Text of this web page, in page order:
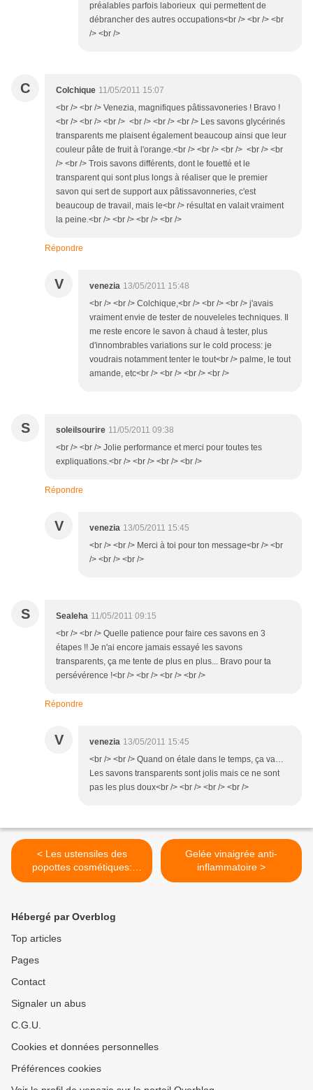
préalables parfois laborieux qui permettent de
débrancher des autres occupations<br /> <br /> <br
/> <br />
C Colchique 11/05/2011 15:07
<br /> <br /> Venezia, magnifiques pâtissavoneries ! Bravo !
<br /> <br /> <br /> <br /> <br /> <br /> Les savons glycérinés
transparents me plaisent également beaucoup ainsi que leur
couleur pâte de fruit à l'orange.<br /> <br /> <br /> <br /> <br
/> <br /> Trois savons différents, dont le fouetté et le
transparent qui sont plus longs à réaliser que le premier
savon qui sert de support aux pâtissavonneries, c'est
beaucoup de travail, mais le<br /> résultat en valait vraiment
la peine.<br /> <br /> <br /> <br />
Répondre
V venezia 13/05/2011 15:48
<br /> <br /> Colchique,<br /> <br /> <br /> j'avais
vraiment envie de tester de nouveleles techniques. Il
me reste encore le savon à chaud à tester, plus
d'innombrables variations sur le cold process: je
voudrais notamment tenter le tout<br /> palme, le tout
amande, etc<br /> <br /> <br /> <br />
S soleilsourire 11/05/2011 09:38
<br /> <br /> Jolie performance et merci pour toutes tes
expliquations.<br /> <br /> <br /> <br />
Répondre
V venezia 13/05/2011 15:45
<br /> <br /> Merci à toi pour ton message<br /> <br
/> <br /> <br />
S Sealeha 11/05/2011 09:15
<br /> <br /> Quelle patience pour faire ces savons en 3
étapes !! Je n'ai encore jamais essayé les savons
transparents, ça me tente de plus en plus... Bravo pour ta
persévérence !<br /> <br /> <br /> <br />
Répondre
V venezia 13/05/2011 15:45
<br /> <br /> Quand on étale dans le temps, ça va…
Les savons transparents sont jolis mais ce ne sont
pas les plus doux<br /> <br /> <br /> <br />
< Les ustensiles des
popottes cosmétiques:
travail manuel
Gelée vinaigrée anti-
inflammatoire >
Hébergé par Overblog
Top articles
Pages
Contact
Signaler un abus
C.G.U.
Cookies et données personnelles
Préférences cookies